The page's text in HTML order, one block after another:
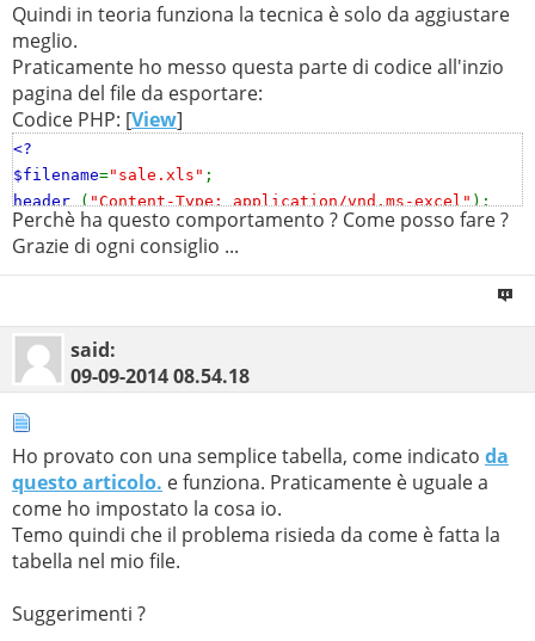
Quindi in teoria funziona la tecnica è solo da aggiustare
meglio.
Praticamente ho messo questa parte di codice all'inzio
pagina del file da esportare:
Codice PHP: [View]
<?
$filename="sale.xls" ;
header("Content-Type: application/vnd.ms-excel");
header ("Content-Disposition: inline;
filename=$filename");
?>
Perchè ha questo comportamento ? Come posso fare ?
Grazie di ogni consiglio ...
said:
09-09-201408.54.18
Ho provato con una semplice tabella, come indicato da
questo articolo. e funziona. Praticamente è uguale a
come ho impostato la cosa io.
Temo quindi che il problema risieda da come è fatta la
tabella nel mio file.
Suggerimenti ?